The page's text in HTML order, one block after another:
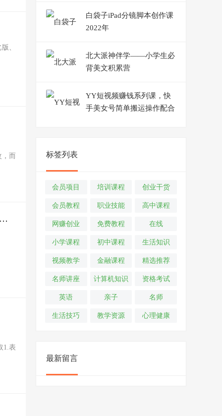
、
而
开运网付费商业版源代码_风水起名八字算命易经周易源码程序（带详细配置教程支付）
1.表
白袋子iPad分镜脚本创作课
2022年
北大派神伴学——小学生必
背美文积累营
YY短视频赚钱系列课，快
手美女号简单搬运操作配合
标签列表
会员项目 培训课程 创业干货
会员教程 职业技能 高中课程
网赚创业 免费教程 在线
小学课程 初中课程 生活知识
视频教学 金融课程 精选推荐
名师讲座 计算机知识 资格考试
英语 亲子 名师
生活技巧 教学资源 心理健康
最新留言